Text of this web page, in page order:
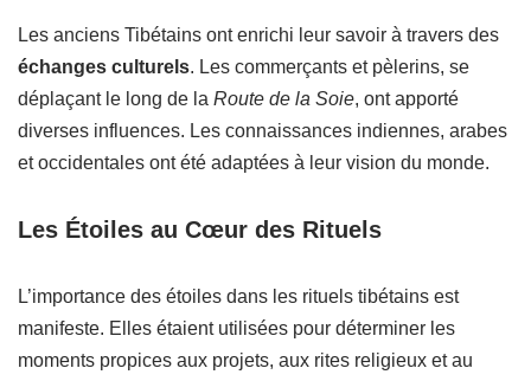
Les anciens Tibétains ont enrichi leur savoir à travers des
échanges culturels. Les commerçants et pèlerins, se
déplaçant le long de la Route de la Soie, ont apporté
diverses influences. Les connaissances indiennes, arabes
et occidentales ont été adaptées à leur vision du monde.
Les Étoiles au Cœur des Rituels
L’importance des étoiles dans les rituels tibétains est
manifeste. Elles étaient utilisées pour déterminer les
moments propices aux projets, aux rites religieux et au